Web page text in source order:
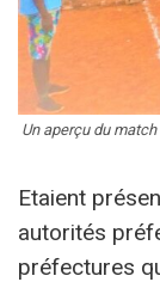
Un aperçu du
Etaient
autorités
préfectures